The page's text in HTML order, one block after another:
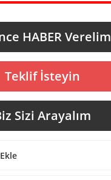
HABER Verelim
Teklif İsteyin
Sizi Arayalım